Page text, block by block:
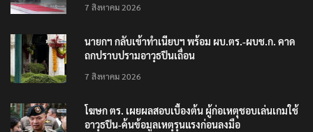
7 สิงหาคม 2026
นายกฯ กลับเข้าทำเนียบฯ พร้อม ผบ.ตร.-ผบช.ก. คาด
ถกปราบปรามอาวุธปืนเถื่อน
7 สิงหาคม 2026
โฆษก ตร. เผยผลสอบเบื้องต้น ผู้ก่อเหตุชอบเล่นเกมใช้
อาวุธปืน-ค้นข้อมูลเหตุรุนแรงก่อนลงมือ